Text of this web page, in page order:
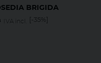
BRIGIDA
IVA incl. [-35%]